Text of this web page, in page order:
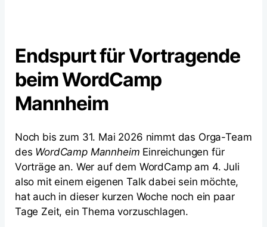
Endspurt für Vortragende
beim WordCamp
Mannheim
Noch bis zum 31. Mai 2026 nimmt das Orga-Team
des WordCamp Mannheim Einreichungen für
Vorträge an. Wer auf dem WordCamp am 4. Juli
also mit einem eigenen Talk dabei sein möchte,
hat auch in dieser kurzen Woche noch ein paar
Tage Zeit, ein Thema vorzuschlagen.